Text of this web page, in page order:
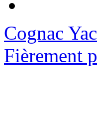
Cognac
Fièrement